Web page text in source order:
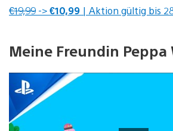
€19,99 ->€10,99 | Aktion gültig bis
Meine Freundin Peppa